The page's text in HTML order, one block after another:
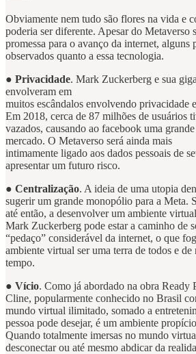
Obviamente nem tudo são flores na vida e
poderia ser diferente. Apesar do Metaverso
promessa para o avanço da internet, alguns
observados quanto a essa tecnologia.
● Privacidade. Mark Zuckerberg e sua
envolveram em
muitos escândalos envolvendo privacidade
Em 2018, cerca de 87 milhões de usuários
vazados, causando ao facebook uma
mercado. O Metaverso será ainda mais
intimamente ligado aos dados pessoais de
apresentar um futuro risco.
● Centralização. A ideia de uma utopia
sugerir um grande monopólio para a Meta.
até então, a desenvolver um ambiente
Mark Zuckerberg pode estar a caminho de
“pedaço” considerável da internet, o que
ambiente virtual ser uma terra de todos e
tempo.
● Vício. Como já abordado na obra Ready
Cline, popularmente conhecido no Brasil
mundo virtual ilimitado, somado a
pessoa pode desejar, é um ambiente
Quando totalmente imersas no mundo
desconectar ou até mesmo abdicar da